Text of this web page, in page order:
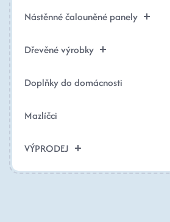
Nástěnné čalouněné panely
Dřevěné výrobky
Doplňky do domácnosti
Mazlíčci
VÝPRODEJ